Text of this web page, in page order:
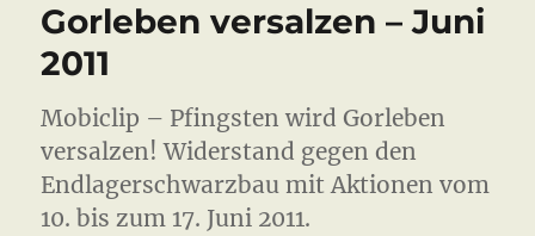
Gorleben versalzen – Juni
2011
Mobiclip – Pfingsten wird Gorleben
versalzen! Widerstand gegen den
Endlagerschwarzbau mit Aktionen vom
10. bis zum 17. Juni 2011.